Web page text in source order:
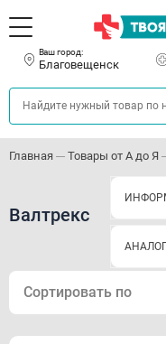
Ваш город:
Благовещенск
Главная Товары от А до Я
Валтрекс
Сортировать по